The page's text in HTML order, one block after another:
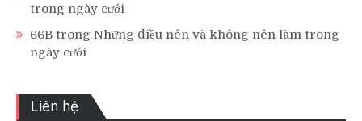
trong ngày cưới
66B trong Những điều nên và không nên làm trong
ngày cưới
Liên hệ